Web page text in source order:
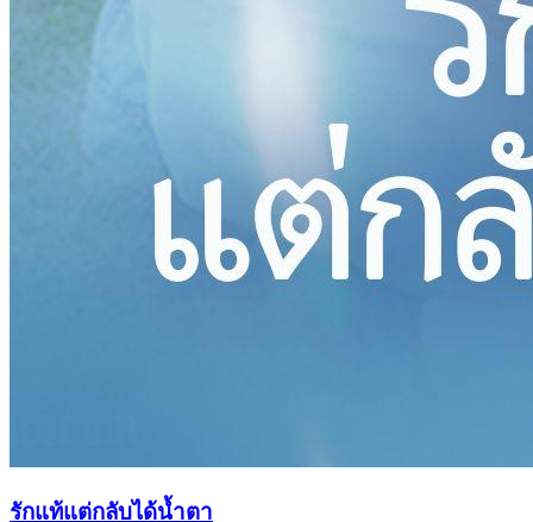
รักแท้แต่กลับได้น้ำตา